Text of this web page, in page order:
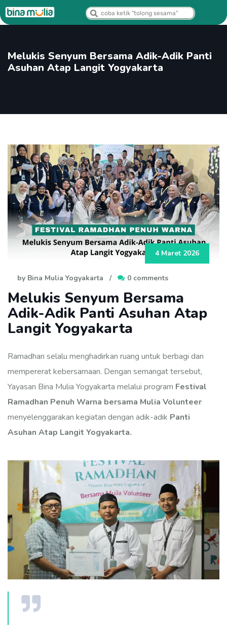
Melukis Senyum Bersama Adik-Adik Panti
Asuhan Atap Langit Yogyakarta
4 Maret 2026
by Bina Mulia Yogyakarta / 0 comments
Melukis Senyum Bersama
Adik-Adik Panti Asuhan Atap
Langit Yogyakarta
Ramadhan selalu menghadirkan ruang untuk berbagi dan
mempererat kebersamaan. Dengan semangat tersebut,
Yayasan Bina Mulia Yogyakarta melalui program Festival
Ramadhan Penuh Warna bersama Mulia Volunteer
menyelenggarakan kegiatan dengan adik-adik Panti
Asuhan Atap Langit Yogyakarta.